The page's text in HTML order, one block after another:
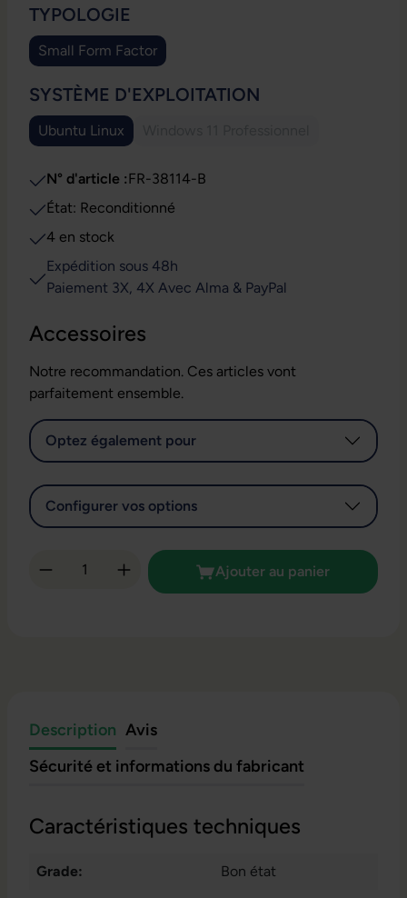
SÉLECTIONNEZ
TYPOLOGIE
Small Form Factor
SÉLECTIONNEZ
SYSTÈME D'EXPLOITATION
Ubuntu Linux
N° d'article :FR-38114-B
État: Reconditionné
4 en stock
Expédition sous 48h
Paiement 3X, 4X Avec Alma & PayPal
Accessoires
Notre recommandation. Ces articles vont
parfaitement ensemble.
Optez également pour
Configurer vos options
Quantité de produit : Entrez la quantité
Ajouter au panier
Description Avis
Sécurité et informations du fabricant
Caractéristiques techniques
Grade: Bon état